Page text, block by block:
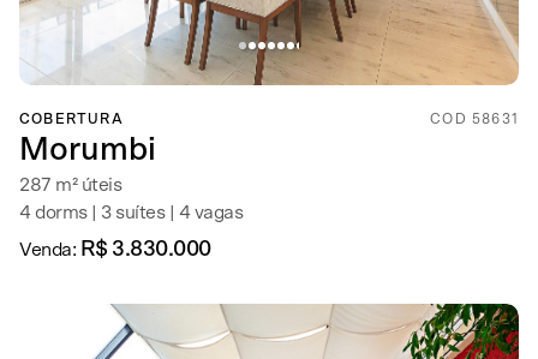
COBERTURA COD 58631
Morumbi
287 m² úteis
4 dorms | 3 suítes | 4 vagas
Venda: R$ 3.830.000